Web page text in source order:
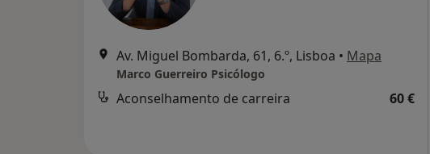
Av. Miguel Bombarda, 61, 6.º, Lisboa • Mapa
Marco Guerreiro Psicólogo
Aconselhamento de carreira 60 €